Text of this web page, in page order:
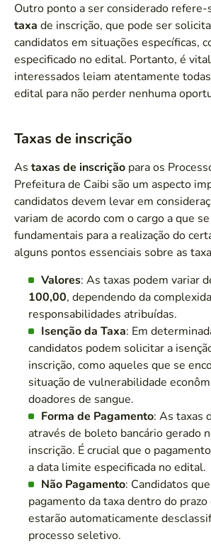
Outro ponto a ser considerado refere-
taxa de inscrição, que pode ser
candidatos em situações específicas,
especificado no edital. Portanto, é
interessados leiam atentamente
edital para não perder nenhuma
Taxas de inscrição
As taxas de inscrição para os
Prefeitura de Caibi são um aspecto
candidatos devem levar em
variam de acordo com o cargo a que
fundamentais para a realização do
alguns pontos essenciais sobre as
Valores: As taxas podem variar
100,00, dependendo da
responsabilidades atribuídas.
Isenção da Taxa: Em
candidatos podem solicitar a
inscrição, como aqueles que se
situação de vulnerabilidade
doadores de sangue.
Forma de Pagamento: As taxas
através de boleto bancário gerado
inscrição. É crucial que o
a data limite especificada no edital.
Não Pagamento: Candidatos
pagamento da taxa dentro do
estarão automaticamente
processo seletivo.